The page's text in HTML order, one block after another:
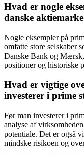
Hvad er nogle
danske
Nogle eksempler på
omfatte store selskaber
Danske Bank og
positioner og historiske
Hvad er vigtige
investerer i prime
Før man investerer i
analyse af
potentiale. Det er også
mindske risikoen og